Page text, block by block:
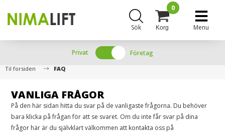
Sök Korg
0
Menu
Privat Företag
Til forsiden FAQ
VANLIGA FRÅGOR
På den här sidan hitta du svar på de vanligaste frågorna. Du behöver
bara klicka på frågan för att se svaret. Om du inte får svar på dina
frågor här är du självklart välkommen att kontakta oss på